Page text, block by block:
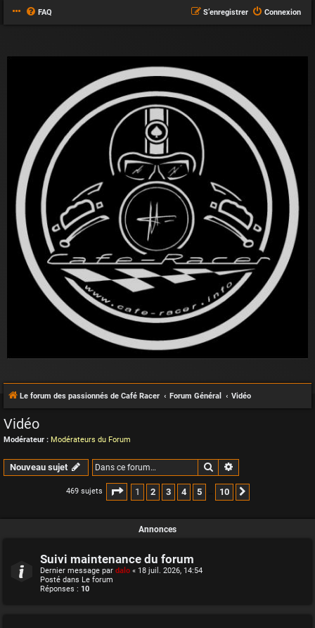
FAQ Connexion
S’enregistrer
Le forum des passionnés de Café Racer Forum Général Vidéo
Vidéo
Modérateur : Modérateurs du Forum
Nouveau sujet Rechercher
469 sujets Page 1sur10
1 2 3 4 5 10
Annonces
Suivi maintenance du forum
Dernier message par dalo « 18 juil. 2026, 14:54
Posté dans Le forum
Réponses : 10